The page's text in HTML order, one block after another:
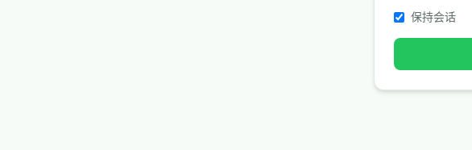
保持会话